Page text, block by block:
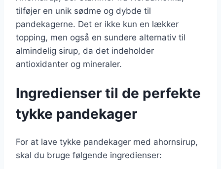
tilføjer en unik sødme og dybde til
pandekagerne. Det er ikke kun en lækker
topping, men også en sundere alternativ til
almindelig sirup, da det indeholder
antioxidanter og mineraler.
Ingredienser til de perfekte
tykke pandekager
For at lave tykke pandekager med ahornsirup,
skal du bruge følgende ingredienser: